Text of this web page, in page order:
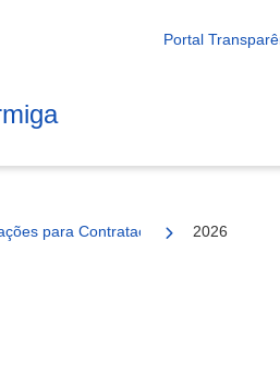
Portal
para Contratação 2026